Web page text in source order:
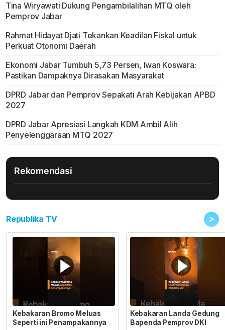
Tina Wiryawati Dukung Pengambilalihan MTQ oleh
Pemprov Jabar
Rahmat Hidayat Djati Tekankan Keadilan Fiskal untuk
Perkuat Otonomi Daerah
Ekonomi Jabar Tumbuh 5,73 Persen, Iwan Koswara:
Pastikan Dampaknya Dirasakan Masyarakat
DPRD Jabar dan Pemprov Sepakati Arah Kebijakan APBD
2027
DPRD Jabar Apresiasi Langkah KDM Ambil Alih
Penyelenggaraan MTQ 2027
Rekomendasi
Republika TV >
Kebakaran Bromo Meluas
Seperti ini Penampakannya
Kebakaran Landa Gedung
Bapenda Pemprov DKI